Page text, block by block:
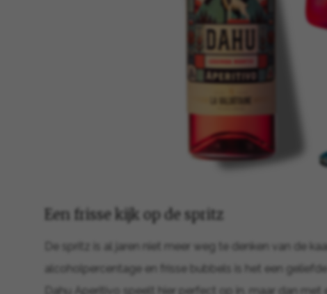
Een frisse kijk op de spritz
De spritz is al jaren niet meer weg te denken van de
alcoholpercentage en frisse bubbels is het een
Dahu Aperitivo speelt hier perfect op in, maar dan met